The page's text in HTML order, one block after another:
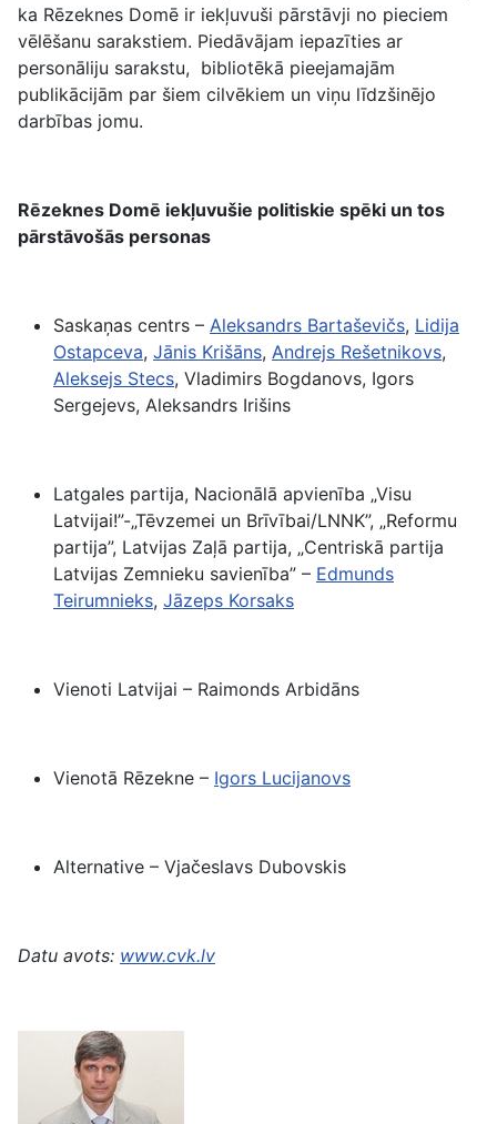
ka Rēzeknes Domē ir iekļuvuši pārstāvji no pieciem
vēlēšanu sarakstiem. Piedāvājam iepazīties ar
personāliju sarakstu, bibliotēkā pieejamajām
publikācijām par šiem cilvēkiem un viņu līdzšinējo
darbības jomu.
Rēzeknes Domē iekļuvušie politiskie spēki un tos
pārstāvošās personas
Saskaņas centrs – Aleksandrs Bartaševičs, Lidija
Ostapceva, Jānis Krišāns, Andrejs Rešetnikovs,
Aleksejs Stecs, Vladimirs Bogdanovs, Igors
Sergejevs, Aleksandrs Irišins
Latgales partija, Nacionālā apvienība „Visu
Latvijai!”-„Tēvzemei un Brīvībai/LNNK”, „Reformu
partija”, Latvijas Zaļā partija, „Centriskā partija
Latvijas Zemnieku savienība” – Edmunds
Teirumnieks, Jāzeps Korsaks
Vienoti Latvijai – Raimonds Arbidāns
Vienotā Rēzekne – Igors Lucijanovs
Alternative – Vjačeslavs Dubovskis
Datu avots: www.cvk.lv